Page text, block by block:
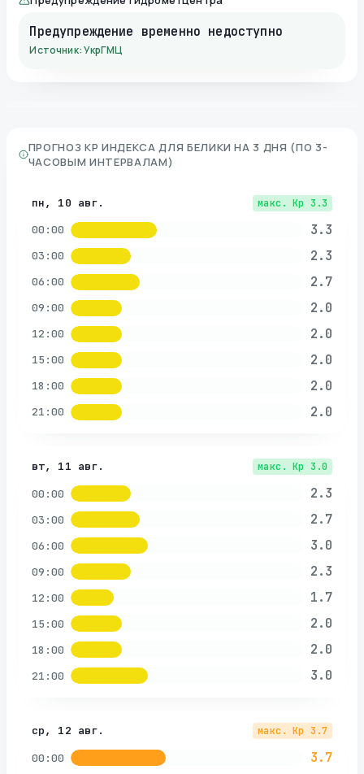
Предупреждение временно недоступно
Источник: УкрГМЦ
ПРОГНОЗ KP ИНДЕКСА ДЛЯ БЕЛИКИ НА 3 ДНЯ (ПО 3-
ЧАСОВЫМ ИНТЕРВАЛАМ)
пн, 10 авг. макс. Kp 3.3
00:00 3.3
03:00 2.3
06:00 2.7
09:00 2.0
12:00 2.0
15:00 2.0
18:00 2.0
21:00 2.0
вт, 11 авг. макс. Kp 3.0
00:00 2.3
03:00 2.7
06:00 3.0
09:00 2.3
12:00 1.7
15:00 2.0
18:00 2.0
21:00 3.0
ср, 12 авг. макс. Kp 3.7
00:00 3.7